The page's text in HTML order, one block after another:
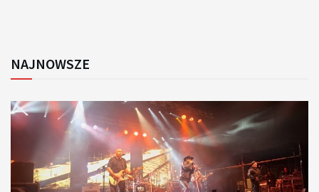
NAJNOWSZE